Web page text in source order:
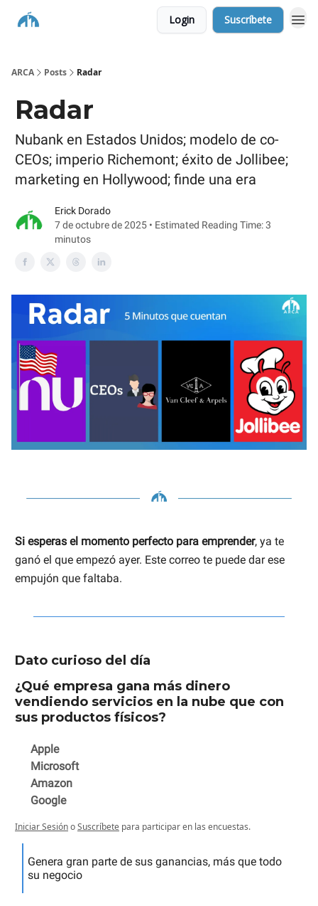
Login Suscríbete
ARCA Posts Radar
Radar
Nubank en Estados Unidos; modelo de co-
CEOs; imperio Richemont; éxito de Jollibee;
marketing en Hollywood; finde una era
Erick Dorado
7 de octubre de 2025 • Estimated Reading Time: 3
minutos
Si esperas el momento perfecto para emprender, ya te
ganó el que empezó ayer. Este correo te puede dar ese
empujón que faltaba.
Dato curioso del día
¿Qué empresa gana más dinero
vendiendo servicios en la nube que con
sus productos físicos?
Apple
Microsoft
Amazon
Google
Iniciar SesiónoSuscríbete para participar en las encuestas.
Genera gran parte de sus ganancias, más que todo
su negocio